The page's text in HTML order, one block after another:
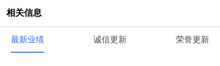
相关信息
最新业绩 诚信更新 荣誉更新